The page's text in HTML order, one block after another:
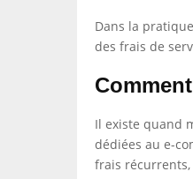
Dans la
des frais de
Il existe quand
dédiées au e-
frais récurrents,